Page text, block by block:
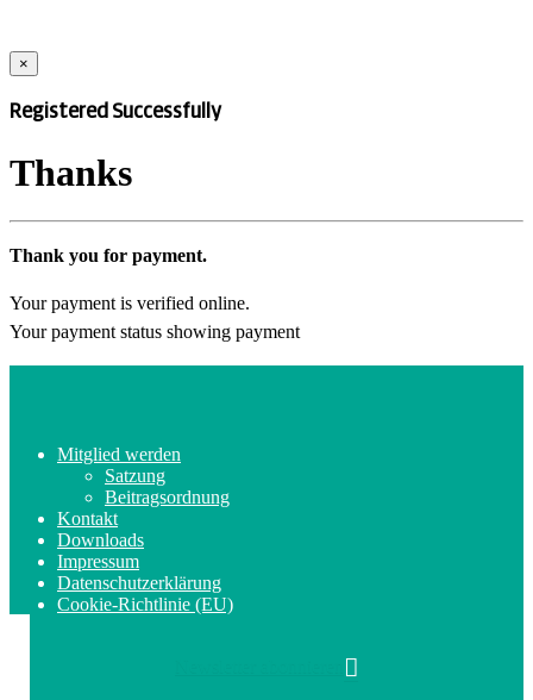
×
Registered Successfully
Thanks
Thank you for payment.
Your payment is verified online.
Your payment status showing payment
Mitglied werden
Satzung
Beitragsordnung
Kontakt
Downloads
Impressum
Datenschutzerklärung
Cookie-Richtlinie (EU)